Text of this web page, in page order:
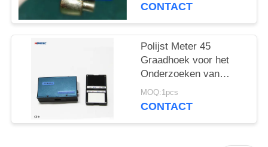
CONTACT
Polijst Meter 45
Graadhoek voor het
Onderzoeken van
Plastic Film, polijst de
Keramiek Niveaumeter
MOQ:1pcs
CONTACT